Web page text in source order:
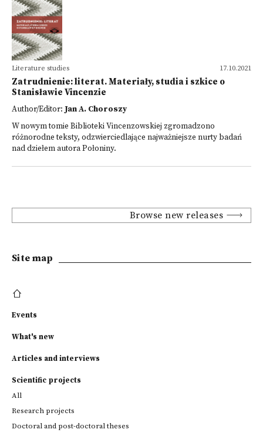
17.10.2021
Literature studies
Zatrudnienie: literat. Materiały, studia i szkice o
Stanisławie Vincenzie
Author/Editor: Jan A. Choroszy
W nowym tomie Biblioteki Vincenzowskiej zgromadzono
różnorodne teksty, odzwierciedlające najważniejsze nurty badań
nad dziełem autora Połoniny.
Browse new releases
Site map
Events
What's new
Articles and interviews
Scientific projects
All
Research projects
Doctoral and post-doctoral theses